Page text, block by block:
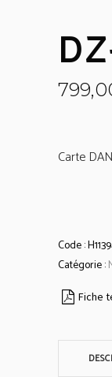
Carte
Code :
Catégorie :
Fiche